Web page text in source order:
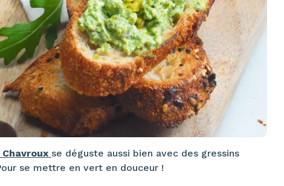
se déguste aussi bien avec des gressins
se mettre en vert en douceur !